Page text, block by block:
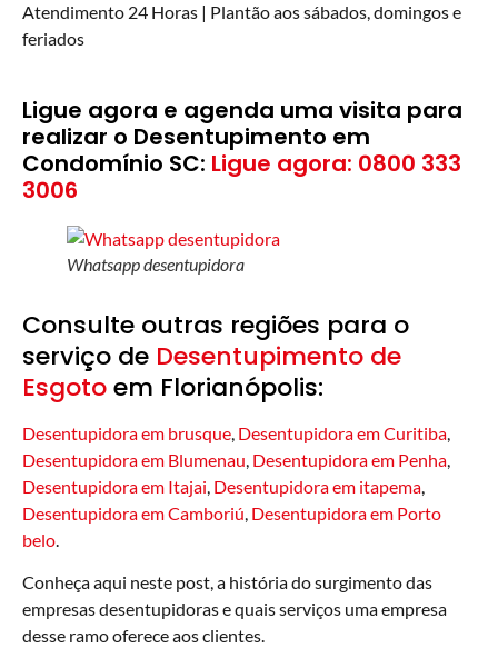
Atendimento 24 Horas | Plantão aos sábados, domingos e
feriados
Ligue agora e agenda uma visita para
realizar o Desentupimento em
Condomínio SC: Ligue agora: 0800 333
3006
Whatsapp desentupidora
Consulte outras regiões para o
serviço de Desentupimento de
Esgotoem Florianópolis:
Desentupidora em brusque, Desentupidora em Curitiba,
Desentupidora em Blumenau, Desentupidora em Penha,
Desentupidora em Itajai, Desentupidora em itapema,
Desentupidora em Camboriú, Desentupidora em Porto
belo.
Conheça aqui neste post, a história do surgimento das
empresas desentupidoras e quais serviços uma empresa
desse ramo oferece aos clientes.